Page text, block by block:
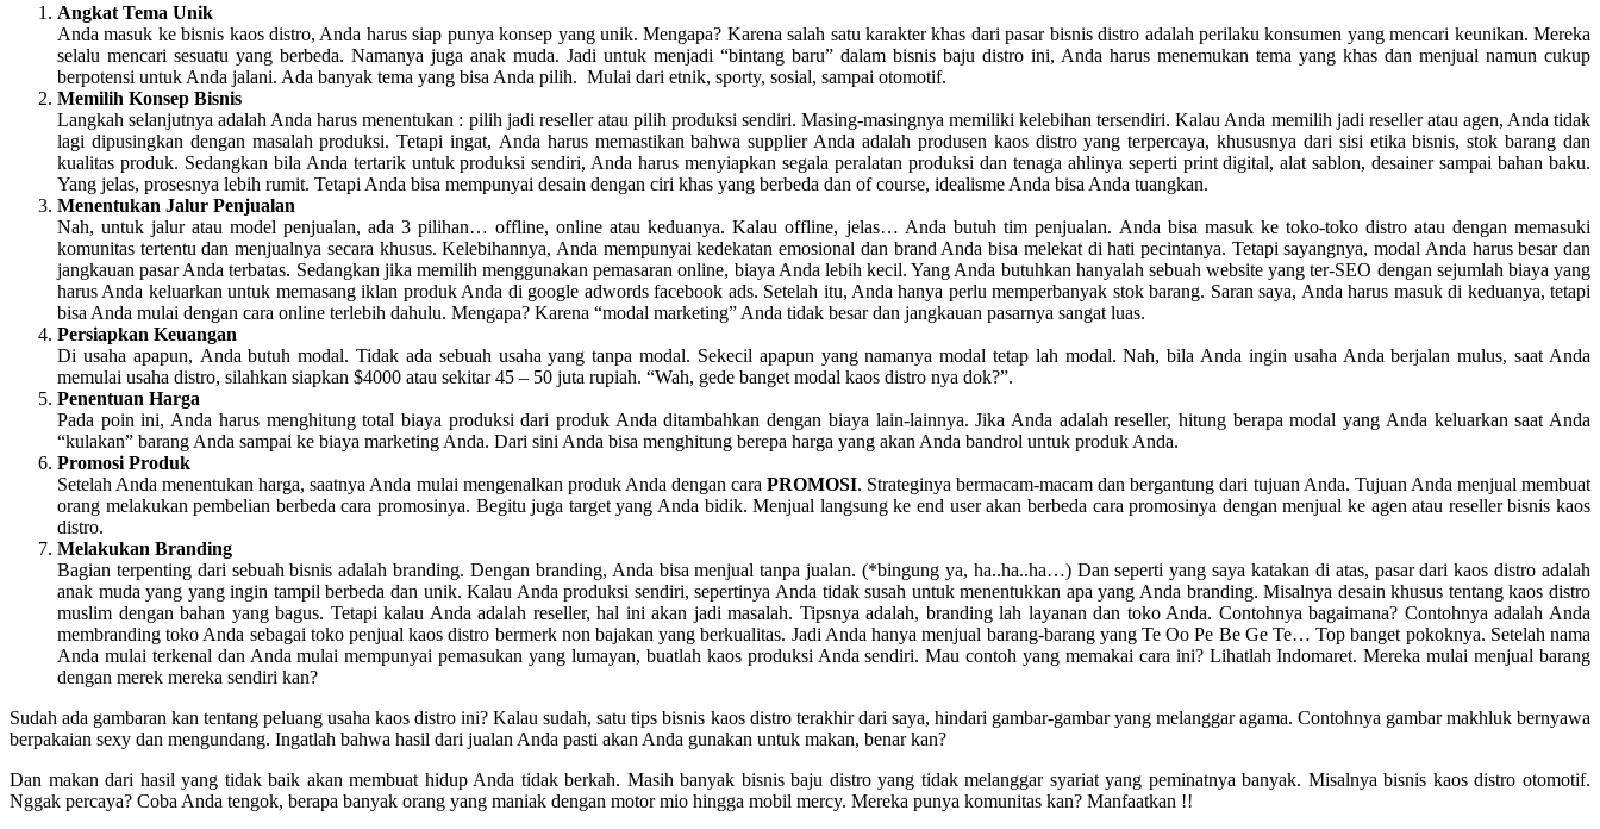
Angkat Tema Unik
Anda masuk ke bisnis kaos distro, Anda harus siap punya konsep yang unik. Mengapa? Karena salah satu karakter khas dari pasar bisnis distro adalah perilaku konsumen yang mencari keunikan. Mereka
selalu mencari sesuatu yang berbeda. Namanya juga anak muda. Jadi untuk menjadi “bintang baru” dalam bisnis baju distro ini, Anda harus menemukan tema yang khas dan menjual namun cukup
berpotensi untuk Anda jalani. Ada banyak tema yang bisa Anda pilih. Mulai dari etnik, sporty, sosial, sampai otomotif.
Memilih Konsep Bisnis
Langkah selanjutnya adalah Anda harus menentukan : pilih jadi reseller atau pilih produksi sendiri. Masing-masingnya memiliki kelebihan tersendiri. Kalau Anda memilih jadi reseller atau agen, Anda tidak
lagi dipusingkan dengan masalah produksi. Tetapi ingat, Anda harus memastikan bahwa supplier Anda adalah produsen kaos distro yang terpercaya, khususnya dari sisi etika bisnis, stok barang dan
kualitas produk. Sedangkan bila Anda tertarik untuk produksi sendiri, Anda harus menyiapkan segala peralatan produksi dan tenaga ahlinya seperti print digital, alat sablon, desainer sampai bahan baku.
Yang jelas, prosesnya lebih rumit. Tetapi Anda bisa mempunyai desain dengan ciri khas yang berbeda dan of course, idealisme Anda bisa Anda tuangkan.
Menentukan Jalur Penjualan
Nah, untuk jalur atau model penjualan, ada 3 pilihan… offline, online atau keduanya. Kalau offline, jelas… Anda butuh tim penjualan. Anda bisa masuk ke toko-toko distro atau dengan memasuki
komunitas tertentu dan menjualnya secara khusus. Kelebihannya, Anda mempunyai kedekatan emosional dan brand Anda bisa melekat di hati pecintanya. Tetapi sayangnya, modal Anda harus besar dan
jangkauan pasar Anda terbatas. Sedangkan jika memilih menggunakan pemasaran online, biaya Anda lebih kecil. Yang Anda butuhkan hanyalah sebuah website yang ter-SEO dengan sejumlah biaya yang
harus Anda keluarkan untuk memasang iklan produk Anda di google adwords facebook ads. Setelah itu, Anda hanya perlu memperbanyak stok barang. Saran saya, Anda harus masuk di keduanya, tetapi
bisa Anda mulai dengan cara online terlebih dahulu. Mengapa? Karena “modal marketing” Anda tidak besar dan jangkauan pasarnya sangat luas.
Persiapkan Keuangan
Di usaha apapun, Anda butuh modal. Tidak ada sebuah usaha yang tanpa modal. Sekecil apapun yang namanya modal tetap lah modal. Nah, bila Anda ingin usaha Anda berjalan mulus, saat Anda
memulai usaha distro, silahkan siapkan $4000 atau sekitar 45 – 50 juta rupiah. “Wah, gede banget modal kaos distro nya dok?”.
Penentuan Harga
Pada poin ini, Anda harus menghitung total biaya produksi dari produk Anda ditambahkan dengan biaya lain-lainnya. Jika Anda adalah reseller, hitung berapa modal yang Anda keluarkan saat Anda
“kulakan” barang Anda sampai ke biaya marketing Anda. Dari sini Anda bisa menghitung berepa harga yang akan Anda bandrol untuk produk Anda.
Promosi Produk
Setelah Anda menentukan harga, saatnya Anda mulai mengenalkan produk Anda dengan caraPROMOSI. Strateginya bermacam-macam dan bergantung dari tujuan Anda. Tujuan Anda menjual membuat
orang melakukan pembelian berbeda cara promosinya. Begitu juga target yang Anda bidik. Menjual langsung ke end user akan berbeda cara promosinya dengan menjual ke agen atau reseller bisnis kaos
distro.
Melakukan Branding
Bagian terpenting dari sebuah bisnis adalah branding. Dengan branding, Anda bisa menjual tanpa jualan. (*bingung ya, ha..ha..ha…) Dan seperti yang saya katakan di atas, pasar dari kaos distro adalah
anak muda yang yang ingin tampil berbeda dan unik. Kalau Anda produksi sendiri, sepertinya Anda tidak susah untuk menentukkan apa yang Anda branding. Misalnya desain khusus tentang kaos distro
muslim dengan bahan yang bagus. Tetapi kalau Anda adalah reseller, hal ini akan jadi masalah. Tipsnya adalah, branding lah layanan dan toko Anda. Contohnya bagaimana? Contohnya adalah Anda
membranding toko Anda sebagai toko penjual kaos distro bermerk non bajakan yang berkualitas. Jadi Anda hanya menjual barang-barang yang Te Oo Pe Be Ge Te… Top banget pokoknya. Setelah nama
Anda mulai terkenal dan Anda mulai mempunyai pemasukan yang lumayan, buatlah kaos produksi Anda sendiri. Mau contoh yang memakai cara ini? Lihatlah Indomaret. Mereka mulai menjual barang
dengan merek mereka sendiri kan?
Sudah ada gambaran kan tentang peluang usaha kaos distro ini? Kalau sudah, satu tips bisnis kaos distro terakhir dari saya, hindari gambar-gambar yang melanggar agama. Contohnya gambar makhluk bernyawa
berpakaian sexy dan mengundang. Ingatlah bahwa hasil dari jualan Anda pasti akan Anda gunakan untuk makan, benar kan?
Dan makan dari hasil yang tidak baik akan membuat hidup Anda tidak berkah. Masih banyak bisnis baju distro yang tidak melanggar syariat yang peminatnya banyak. Misalnya bisnis kaos distro otomotif.
Nggak percaya? Coba Anda tengok, berapa banyak orang yang maniak dengan motor mio hingga mobil mercy. Mereka punya komunitas kan? Manfaatkan !!